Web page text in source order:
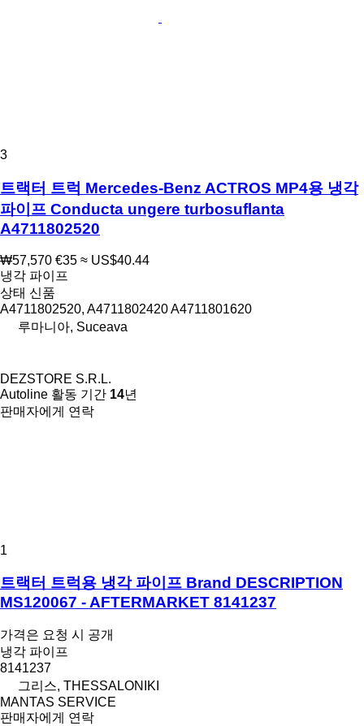
3
트랙터 트럭 Mercedes-Benz ACTROS MP4용 냉각
파이프 Conducta ungere turbosuflanta
A4711802520
₩57,570 €35 ≈ US$40.44
냉각 파이프
상태 신품
A4711802520, A4711802420 A4711801620
루마니아, Suceava
DEZSTORE S.R.L.
Autoline 활동 기간 14년
판매자에게 연락
1
트랙터 트럭용 냉각 파이프 Brand DESCRIPTION
MS120067 - AFTERMARKET 8141237
가격은 요청 시 공개
냉각 파이프
8141237
그리스, THESSALONIKI
MANTAS SERVICE
판매자에게 연락